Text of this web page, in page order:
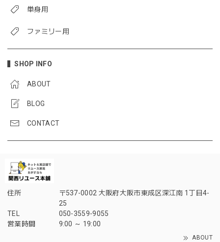
単身用
ファミリー用
SHOP INFO
ABOUT
BLOG
CONTACT
住所
〒537-0002 大阪府大阪市東成区深江南 1丁目4-
25
TEL
050-3559-9055
営業時間
9:00 ～ 19:00
ABOUT